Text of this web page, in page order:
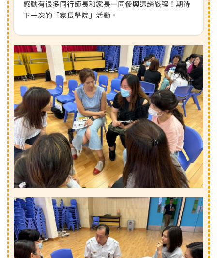
感動有很多同行師長和家長一同參與這趟旅程！期待
下一次的「家長學院」活動。